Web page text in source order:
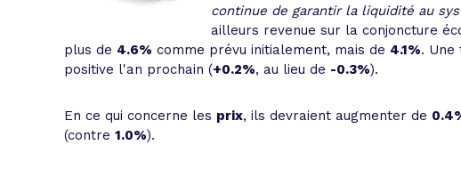
continue de garantir la liquidité au
ailleurs revenue sur la conjoncture
plus de 4.6% comme prévu initialement, mais de 4.1%. Une
positive l'an prochain (+0.2%, au lieu de -0.3%).
En ce qui concerne les prix, ils devraient augmenter de
(contre 1.0%).